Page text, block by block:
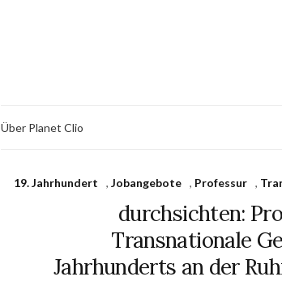
Über Planet Clio
19. Jahrhundert , Jobangebote , Professur ,
durchsichten:
Transnationale
Jahrhunderts an der